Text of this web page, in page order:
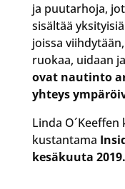
ja puutarhoja,
sisältää
joissa
ruokaa, uidaan
ovat nautinto
yhteys
Linda
kustantama
kesäkuuta 2019.